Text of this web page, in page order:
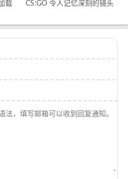
载
CS:GO 令人记忆深刻的镜头